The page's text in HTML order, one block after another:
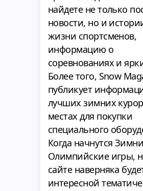
найдете не только
новости, но и
жизни спортсменов,
информацию о
соревнованиях и
Более того, Snow
публикует
лучших зимних
местах для покупки
специального
Когда начнутся
Олимпийские игры,
сайте наверняка
интересной